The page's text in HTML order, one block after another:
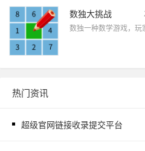
数独大挑战
数独一种数学游戏，玩
热门资讯
超级官网链接收录提交平台